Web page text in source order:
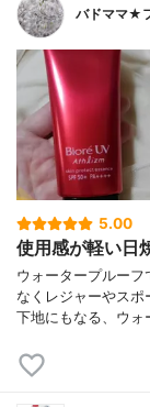
バドママ★
5.00
使用感が軽い日
ウォータープルー
なくレジャーやス
下地にもなる、ウ